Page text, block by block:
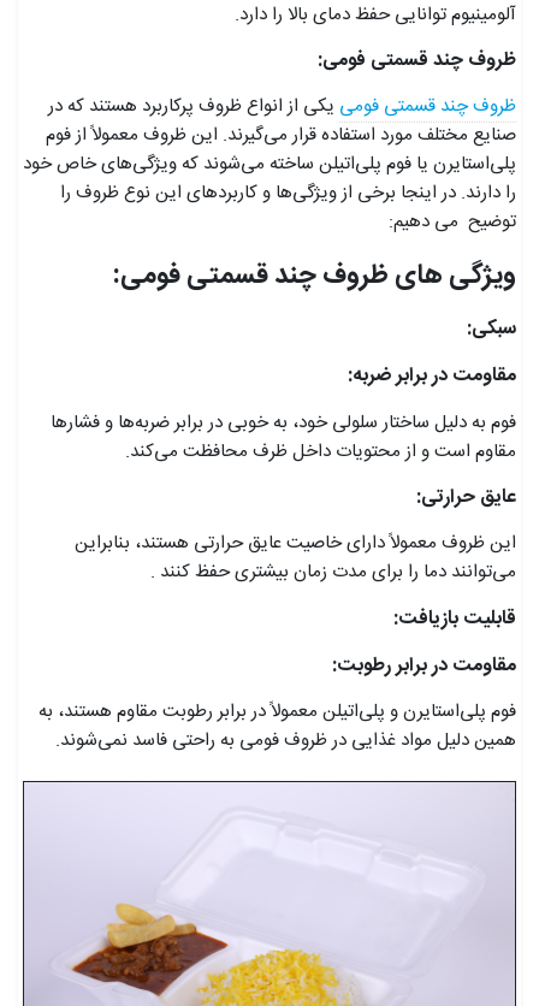
آلومینیوم توانایی حفظ دمای بالا را دارد.
ظروف چند قسمتی فومی:
ظروف چند قسمتی فومی یکی از انواع ظروف پرکاربرد هستند که در
صنایع مختلف مورد استفاده قرار می‌گیرند. این ظروف معمولاً از فوم
پلی‌استایرن یا فوم پلی‌اتیلن ساخته می‌شوند که ویژگی‌های خاص خود
را دارند. در اینجا برخی از ویژگی‌ها و کاربردهای این نوع ظروف را
توضیح می دهیم:
ویژگی های ظروف چند قسمتی فومی:
سبکی:
مقاومت در برابر ضربه:
فوم به دلیل ساختار سلولی خود، به خوبی در برابر ضربه‌ها و فشارها
مقاوم است و از محتویات داخل ظرف محافظت می‌کند.
عایق حرارتی:
این ظروف معمولاً دارای خاصیت عایق حرارتی هستند، بنابراین
می‌توانند دما را برای مدت زمان بیشتری حفظ کنند .
قابلیت بازیافت:
مقاومت در برابر رطوبت:
فوم پلی‌استایرن و پلی‌اتیلن معمولاً در برابر رطوبت مقاوم هستند، به
همین دلیل مواد غذایی در ظروف فومی به راحتی فاسد نمی‌شوند.